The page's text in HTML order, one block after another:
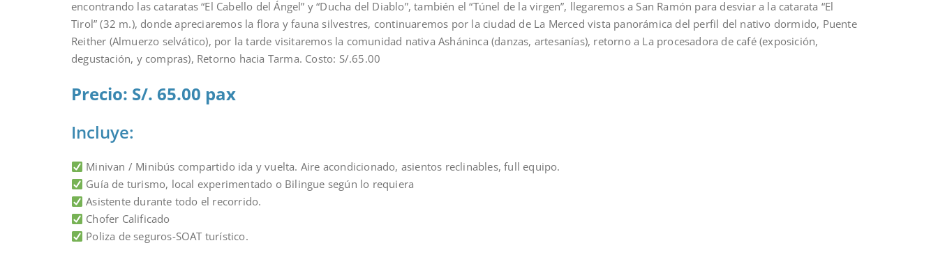
encontrando las cataratas “El Cabello del Ángel” y “Ducha del Diablo”, también el “Túnel de la virgen”, llegaremos a San Ramón para desviar a la catarata “El
Tirol” (32 m.), donde apreciaremos la flora y fauna silvestres, continuaremos por la ciudad de La Merced vista panorámica del perfil del nativo dormido, Puente
Reither (Almuerzo selvático), por la tarde visitaremos la comunidad nativa Asháninca (danzas, artesanías), retorno a La procesadora de café (exposición,
degustación, y compras), Retorno hacia Tarma. Costo: S/.65.00
Precio: S/. 65.00 pax
Incluye:
Minivan / Minibús compartido ida y vuelta. Aire acondicionado, asientos reclinables, full equipo.
Guía de turismo, local experimentado o Bilingue según lo requiera
Asistente durante todo el recorrido.
Chofer Calificado
Poliza de seguros-SOAT turístico.